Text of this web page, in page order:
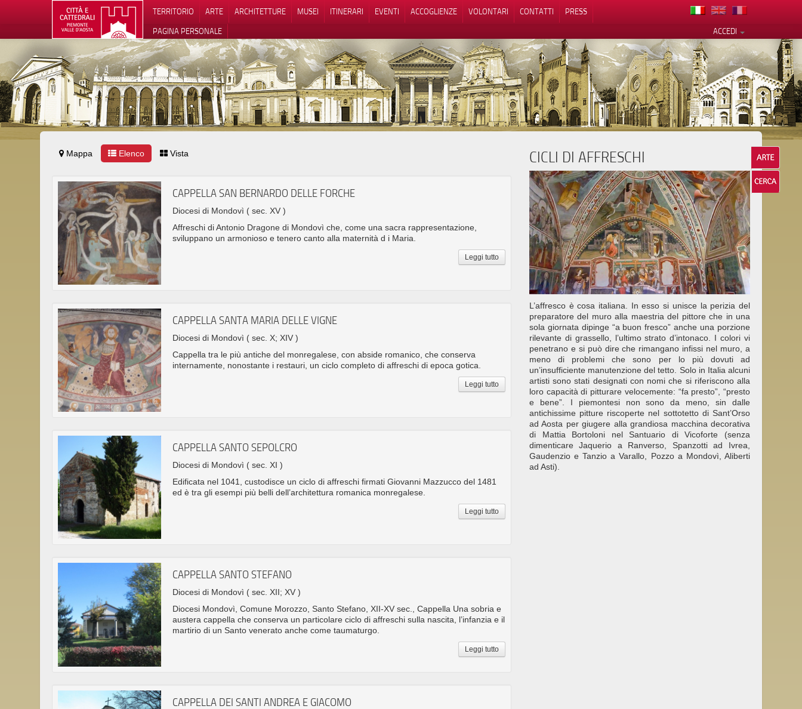
TERRITORIO ARTE ARCHITETTURE MUSEI ITINERARI EVENTI ACCOGLIENZE VOLONTARI CONTATTI
PRESS
ACCEDI
PAGINA PERSONALE
Mappa Elenco Vista
CAPPELLA SAN BERNARDO DELLE FORCHE
Diocesi di Mondovì ( sec. XV )
Affreschi di Antonio Dragone di Mondovì che, come una sacra rappresentazione,
sviluppano un armonioso e tenero canto alla maternità d i Maria.
Leggi tutto
CAPPELLA SANTA MARIA DELLE VIGNE
Diocesi di Mondovì ( sec. X; XIV )
Cappella tra le più antiche del monregalese, con abside romanico, che conserva
internamente, nonostante i restauri, un ciclo completo di affreschi di epoca gotica.
Leggi tutto
CAPPELLA SANTO SEPOLCRO
Diocesi di Mondovì ( sec. XI )
Edificata nel 1041, custodisce un ciclo di affreschi firmati Giovanni Mazzucco del 1481
ed è tra gli esempi più belli dell’architettura romanica monregalese.
Leggi tutto
CAPPELLA SANTO STEFANO
Diocesi di Mondovì ( sec. XII; XV )
Diocesi Mondovì, Comune Morozzo, Santo Stefano, XII-XV sec., Cappella Una sobria e
austera cappella che conserva un particolare ciclo di affreschi sulla nascita, l’infanzia e il
martirio di un Santo venerato anche come taumaturgo.
Leggi tutto
CAPPELLA DEI SANTI ANDREA E GIACOMO
CICLI DI AFFRESCHI
L’affresco è cosa italiana. In esso si unisce la perizia del
preparatore del muro alla maestria del pittore che in una
sola giornata dipinge “a buon fresco” anche una porzione
rilevante di grassello, l’ultimo strato d’intonaco. I colori vi
penetrano e si può dire che rimangano infissi nel muro, a
meno di problemi che sono per lo più dovuti ad
un’insufficiente manutenzione del tetto. Solo in Italia alcuni
artisti sono stati designati con nomi che si riferiscono alla
loro capacità di pitturare velocemente: “fa presto”, “presto
e bene”. I piemontesi non sono da meno, sin dalle
antichissime pitture riscoperte nel sottotetto di Sant’Orso
ad Aosta per giugere alla grandiosa macchina decorativa
di Mattia Bortoloni nel Santuario di Vicoforte (senza
dimenticare Jaquerio a Ranverso, Spanzotti ad Ivrea,
Gaudenzio e Tanzio a Varallo, Pozzo a Mondovì, Aliberti
ad Asti).